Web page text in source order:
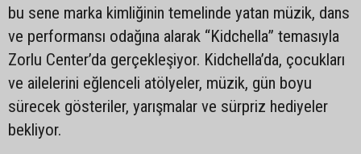
bu sene marka kimliğinin temelinde yatan müzik, dans
ve performansı odağına alarak “Kidchella” temasıyla
Zorlu Center’da gerçekleşiyor. Kidchella’da, çocukları
ve ailelerini eğlenceli atölyeler, müzik, gün boyu
sürecek gösteriler, yarışmalar ve sürpriz hediyeler
bekliyor.